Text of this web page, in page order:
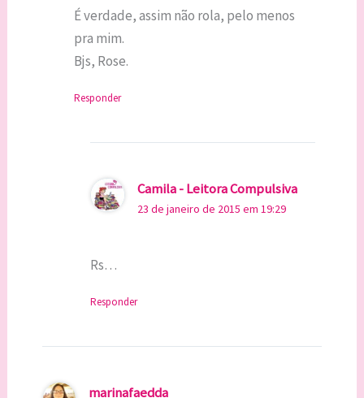
É verdade, assim não rola, pelo menos
pra mim.
Bjs, Rose.
Responder
Camila - Leitora Compulsiva
23 de janeiro de 2015 em 19:29
Rs…
Responder
marinafaedda